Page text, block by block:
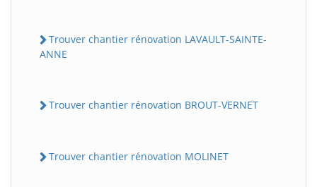
Trouver chantier rénovation LAVAULT-SAINTE-
ANNE
Trouver chantier rénovation BROUT-VERNET
Trouver chantier rénovation MOLINET